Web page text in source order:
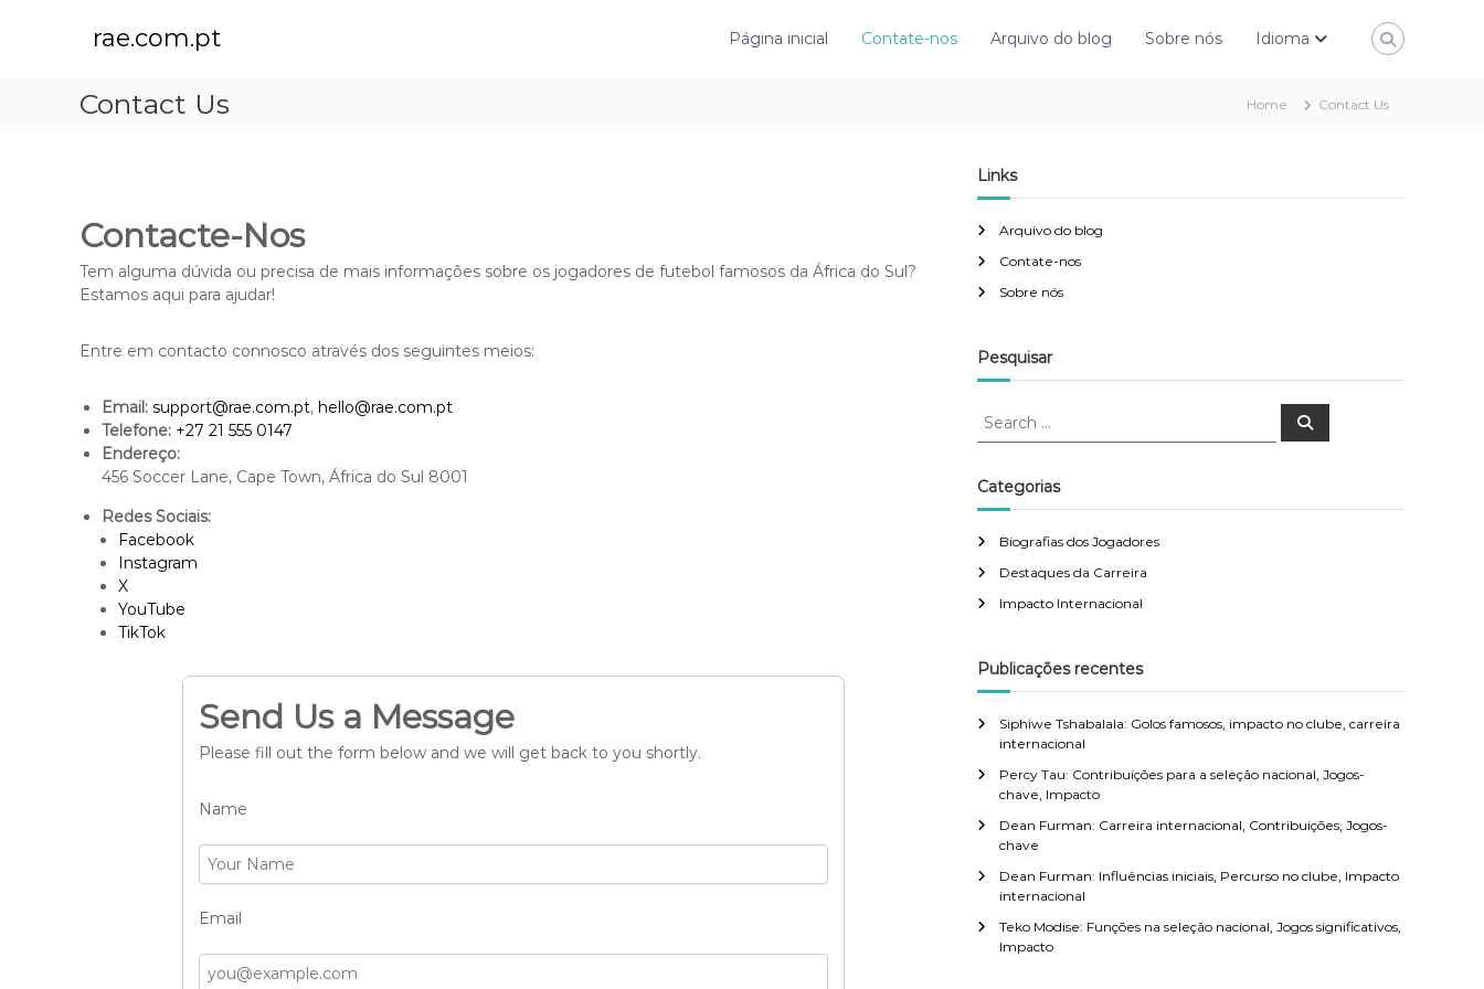
rae.com.pt Página inicial Contate-nos Arquivo do blog Sobre nós Idioma
Contact Us Home Contact Us
Contacte-Nos
Tem alguma dúvida ou precisa de mais informações sobre os jogadores de futebol famosos da África do Sul?
Estamos aqui para ajudar!
Entre em contacto connosco através dos seguintes meios:
Email: support@rae.com.pt, hello@rae.com.pt
Telefone: +27 21 555 0147
Endereço:
456 Soccer Lane, Cape Town, África do Sul 8001
Redes Sociais:
Facebook
Instagram
X
YouTube
TikTok
Send Us a Message
Please fill out the form below and we will get back to you shortly.
Name
Email
Links
Arquivo do blog
Contate-nos
Sobre nós
Pesquisar
S
r
c
f
o
r
S
Categorias
Biografias dos Jogadores
Destaques da Carreira
Impacto Internacional
Publicações recentes
Siphiwe Tshabalala: Golos famosos, impacto no clube, carreira
internacional
Percy Tau: Contribuições para a seleção nacional, Jogos-
chave, Impacto
Dean Furman: Carreira internacional, Contribuições, Jogos-
chave
Dean Furman: Influências iniciais, Percurso no clube, Impacto
internacional
Teko Modise: Funções na seleção nacional, Jogos significativos,
Impacto